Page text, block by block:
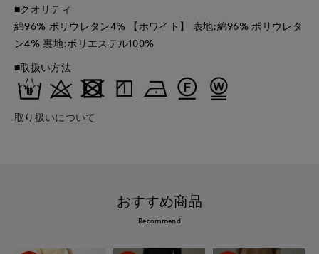
■クオリティ
綿96% ポリウレタン4% 【ホワイト】 表地:綿96% ポリウレタ
ン4% 裏地:ポリエステル100%
■取扱い方法
取り扱いについて
おすすめ商品
Recommend